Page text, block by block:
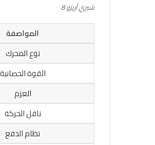
شيري أريزو 8
المواصفة
نوع المحرك
القوة الحصانية
العزم
ناقل الحركة
نظام الدفع